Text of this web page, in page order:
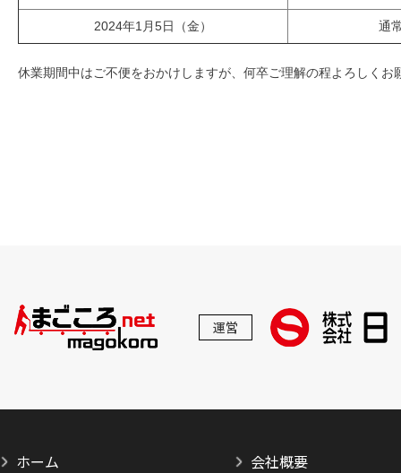
2024年1月5日（金） 通
休業期間中はご不便をおかけしますが、何卒ご理解の程よろしくお
運営
ホーム 会社概要